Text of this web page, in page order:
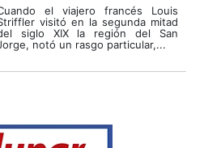
el viajero francés Louis
visitó en la segunda mitad
siglo XIX la región del San
notó un rasgo particular,...